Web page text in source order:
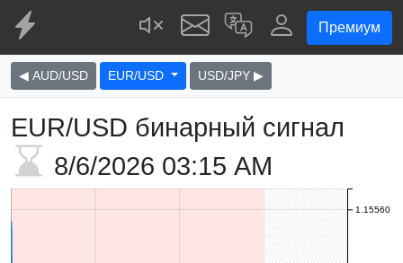
Премиум
◀ AUD/USD EUR/USD USD/JPY ▶
EUR/USD бинарный сигнал
8/6/2026 03:15 AM
1.15560